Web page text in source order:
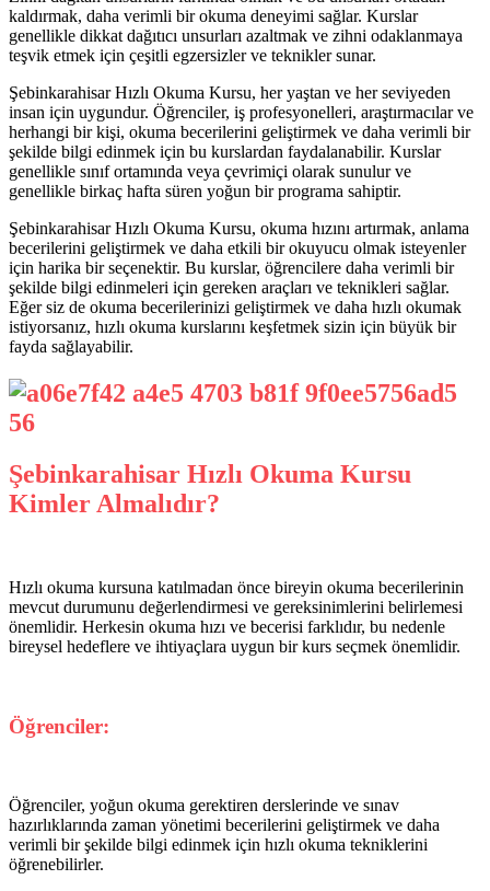
kaldırmak, daha verimli bir okuma deneyimi sağlar. Kurslar
genellikle dikkat dağıtıcı unsurları azaltmak ve zihni odaklanmaya
teşvik etmek için çeşitli egzersizler ve teknikler sunar.
Şebinkarahisar Hızlı Okuma Kursu, her yaştan ve her seviyeden
insan için uygundur. Öğrenciler, iş profesyonelleri, araştırmacılar ve
herhangi bir kişi, okuma becerilerini geliştirmek ve daha verimli bir
şekilde bilgi edinmek için bu kurslardan faydalanabilir. Kurslar
genellikle sınıf ortamında veya çevrimiçi olarak sunulur ve
genellikle birkaç hafta süren yoğun bir programa sahiptir.
Şebinkarahisar Hızlı Okuma Kursu, okuma hızını artırmak, anlama
becerilerini geliştirmek ve daha etkili bir okuyucu olmak isteyenler
için harika bir seçenektir. Bu kurslar, öğrencilere daha verimli bir
şekilde bilgi edinmeleri için gereken araçları ve teknikleri sağlar.
Eğer siz de okuma becerilerinizi geliştirmek ve daha hızlı okumak
istiyorsanız, hızlı okuma kurslarını keşfetmek sizin için büyük bir
fayda sağlayabilir.
Şebinkarahisar Hızlı Okuma Kursu
Kimler Almalıdır?
Hızlı okuma kursuna katılmadan önce bireyin okuma becerilerinin
mevcut durumunu değerlendirmesi ve gereksinimlerini belirlemesi
önemlidir. Herkesin okuma hızı ve becerisi farklıdır, bu nedenle
bireysel hedeflere ve ihtiyaçlara uygun bir kurs seçmek önemlidir.
Öğrenciler:
Öğrenciler, yoğun okuma gerektiren derslerinde ve sınav
hazırlıklarında zaman yönetimi becerilerini geliştirmek ve daha
verimli bir şekilde bilgi edinmek için hızlı okuma tekniklerini
öğrenebilirler.